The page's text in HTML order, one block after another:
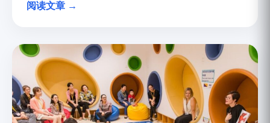
阅读文章 →